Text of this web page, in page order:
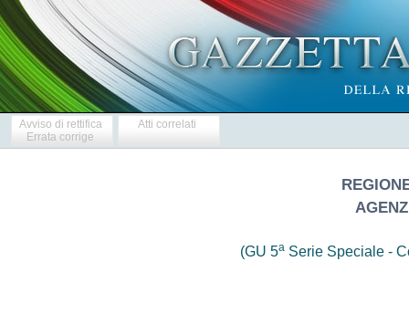
Avviso di rettifica
Errata corrige
Atti correlati
(GU 5a Serie Speciale -